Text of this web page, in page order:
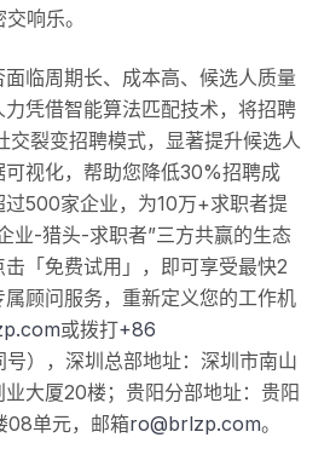
响乐。
临周期长、成本高、候选人质量
凭借智能算法匹配技术，将招聘
裂变招聘模式，显著提升候选人
视化，帮助您降低30%招聘成
500家企业，为10万+求职者提
业-猎头-求职者”三方共赢的生态
「免费试用」，即可享受最快2
顾问服务，重新定义您的工作机
或拨打+86
号），深圳总部地址：深圳市南山
大厦20楼；贵阳分部地址：贵阳
08单元，邮箱ro@brlzp.com。